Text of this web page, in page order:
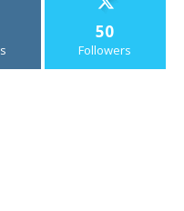
50
Followers